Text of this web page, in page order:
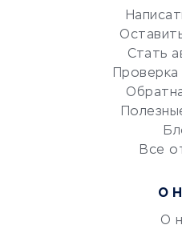
Репетиторство
Красота и здоровье
Сервисы по поиску
Сетевой маркетинг
УСЛУГИ ДЛЯ БИЗНЕСА
Стать
Проверка
Все
О
О